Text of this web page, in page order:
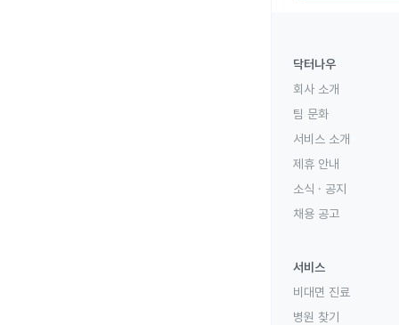
닥터나우
회사 소개
팀 문화
서비스 소개
제휴 안내
소식 · 공지
채용 공고
서비스
비대면 진료
병원 찾기